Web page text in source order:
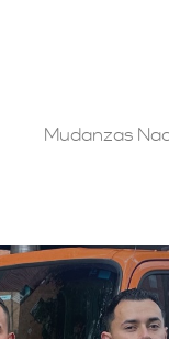
Mudanzas